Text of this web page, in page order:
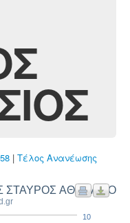
| Τέλος Ανανέωσης
ΣΤΑΥΡΟΣ ΑΘΑΝΑΣΙΟΣ
10